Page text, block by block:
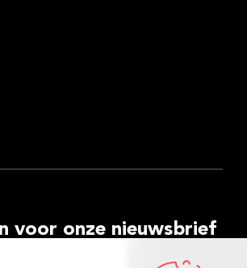
voor onze nieuwsbrief